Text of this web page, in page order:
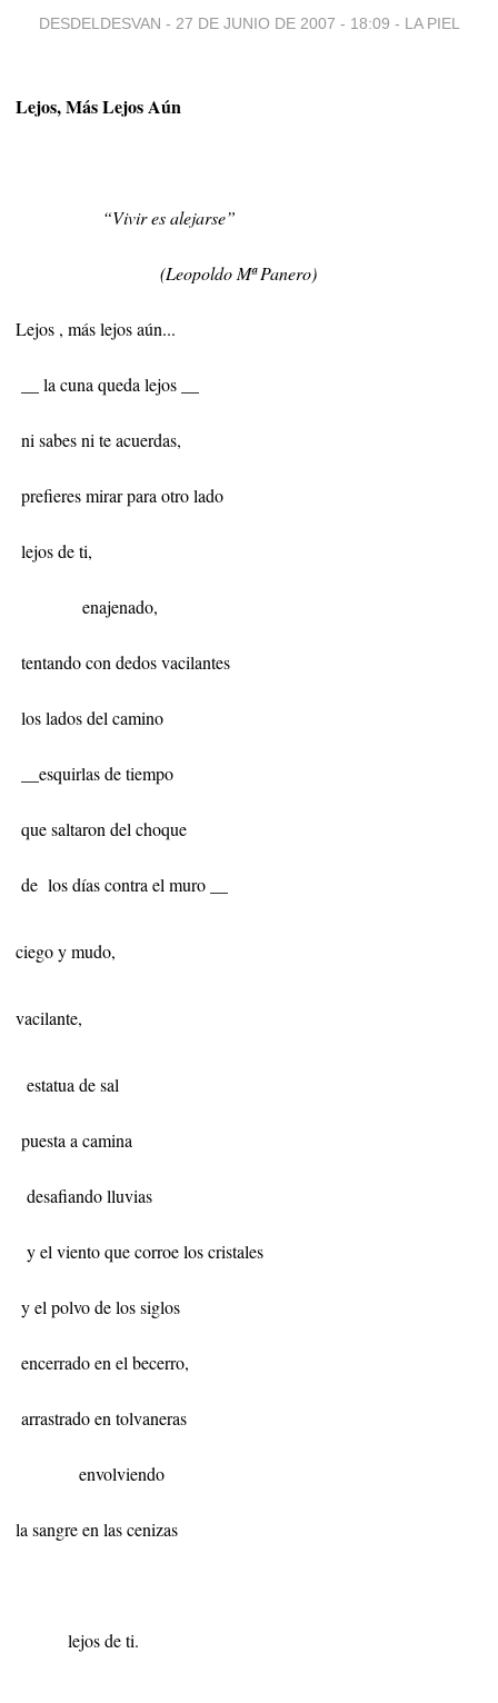
DESDELDESVAN - 27 DE JUNIO DE 2007 - 18:09 - LA PIEL
Lejos, Más Lejos Aún
“Vivir es alejarse”
(Leopoldo Mª Panero)
Lejos , más lejos aún...
__ la cuna queda lejos __
ni sabes ni te acuerdas,
prefieres mirar para otro lado
lejos de ti,
enajenado,
tentando con dedos vacilantes
los lados del camino
__esquirlas de tiempo
que saltaron del choque
de los días contra el muro __
ciego y mudo,
vacilante,
estatua de sal
puesta a camina
desafiando lluvias
y el viento que corroe los cristales
y el polvo de los siglos
encerrado en el becerro,
arrastrado en tolvaneras
envolviendo
la sangre en las cenizas
lejos de ti.